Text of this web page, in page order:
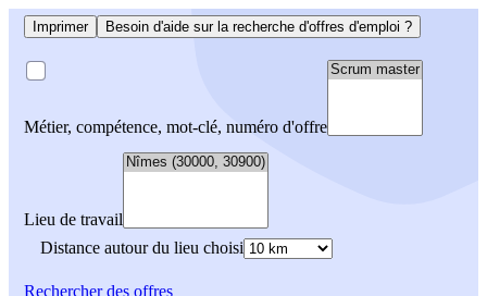
Imprimer Besoin d'aide sur la recherche d'offres d'emploi ?
Métier, compétence, mot-clé, numéro d'offre
Lieu de travail
Distance autour du lieu choisi
Rechercherdes offres